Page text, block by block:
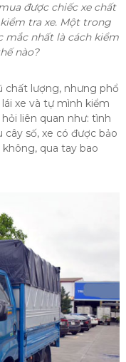
được chiếc xe chất
tra xe. Một trong
mắc nhất là cách kiểm
nào?
chất lượng, nhưng phổ
xe và tự mình kiểm
liên quan như: tình
số, xe có được bảo
qua tay bao